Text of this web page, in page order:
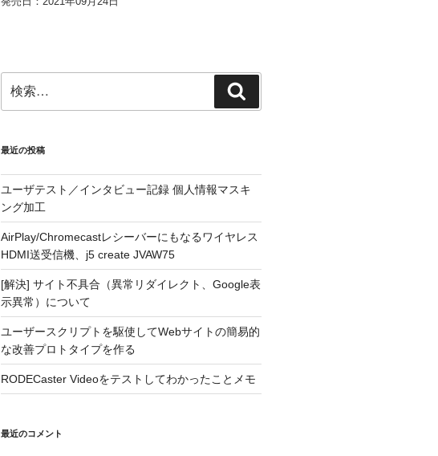
索:
索
最近の投稿
ユーザテスト／インタビュー記録 個人情報マスキ
ング加工
AirPlay/Chromecastレシーバーにもなるワイヤレス
HDMI送受信機、j5 create JVAW75
[解決] サイト不具合（異常リダイレクト、Google表
示異常）について
ユーザースクリプトを駆使してWebサイトの簡易的
な改善プロトタイプを作る
RODECaster Videoをテストしてわかったことメモ
最近のコメント